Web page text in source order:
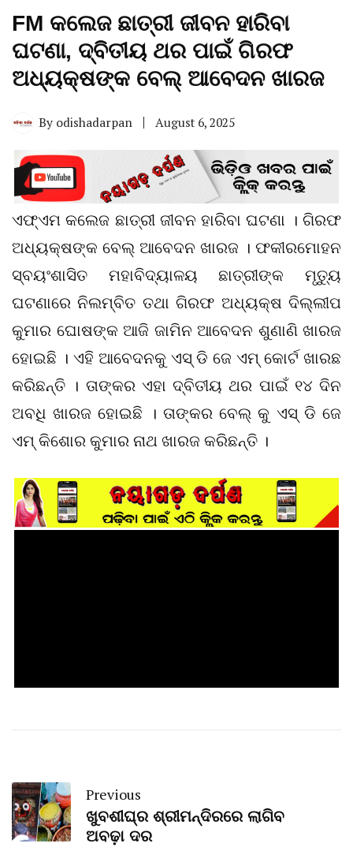
FM କଲେଜ ଛାତ୍ରୀ ଜୀବନ ହାରିବା
ଘଟଣା, ଦ୍ବିତୀୟ ଥର ପାଇଁ ଗିରଫ
ଅଧ୍ୟକ୍ଷଙ୍କ ବେଲ୍ ଆବେଦନ ଖାରଜ
By odishadarpan August 6, 2025
ଏଫ୍ଏମ କଲେଜ ଛାତ୍ରୀ ଜୀବନ ହାରିବା ଘଟଣା । ଗିରଫ
ଅଧ୍ୟକ୍ଷଙ୍କ ବେଲ୍ ଆବେଦନ ଖାରଜ । ଫକୀରମୋହନ
ସ୍ବୟଂଶାସିତ ମହାବିଦ୍ୟାଳୟ ଛାତ୍ରୀଙ୍କ ମୃତ୍ୟୁ
ଘଟଣାରେ ନିଲମ୍ବିତ ତଥା ଗିରଫ ଅଧ୍ୟକ୍ଷ ଦିଲ୍ଲୀପ
କୁମାର ଘୋଷଙ୍କ ଆଜି ଜାମିନ ଆବେଦନ ଶୁଣାଣି ଖାରଜ
ହୋଇଛି । ଏହି ଆବେଦନକୁ ଏସ୍ ଡି ଜେ ଏମ୍ କୋର୍ଟ ଖାରଛ
କରିଛନ୍ତି । ତାଙ୍କର ଏହା ଦ୍ବିତୀୟ ଥର ପାଇଁ ୧୪ ଦିନ
ଅବଧି ଖାରଜ ହୋଇଛି । ତାଙ୍କର ବେଲ୍ କୁ ଏସ୍ ଡି ଜେ
ଏମ୍ କିଶୋର କୁମାର ନାଥ ଖାରଜ କରିଛନ୍ତି ।
Previous
ଖୁବଶୀଘ୍ର ଶ୍ରୀମନ୍ଦିରରେ ଲାଗିବ
ଅବଢ଼ା ଦର